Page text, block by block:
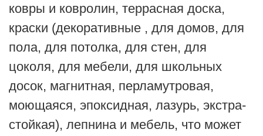
ковры и ковролин, террасная доска,
краски (декоративные , для домов, для
пола, для потолка, для стен, для
цоколя, для мебели, для школьных
досок, магнитная, перламутровая,
моющаяся, эпоксидная, лазурь, экстра-
стойкая), лепнина и мебель, что может